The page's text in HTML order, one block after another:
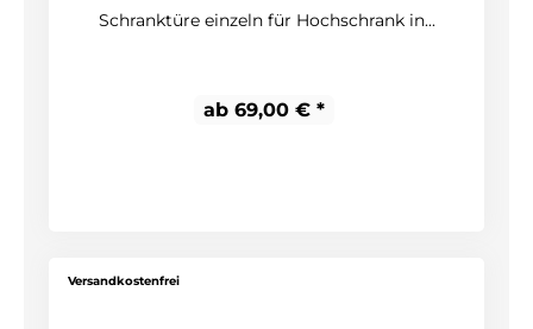
Schranktüre einzeln für Hochschrank in...
ab 69,00 € *
Versandkostenfrei